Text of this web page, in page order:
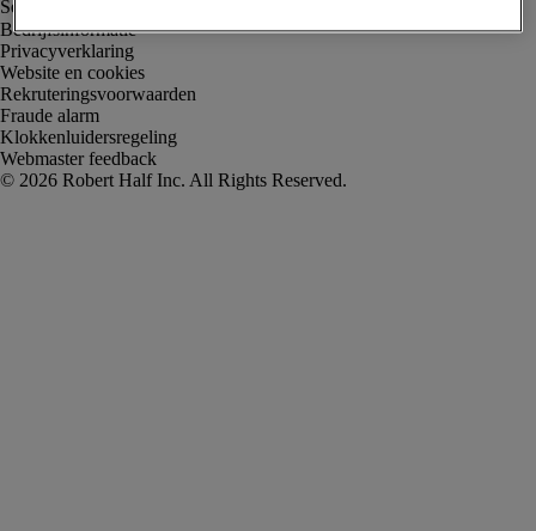
Bedrijfsinformatie
Privacyverklaring
Website en cookies
Rekruteringsvoorwaarden
Fraude alarm
Klokkenluidersregeling
Webmaster feedback